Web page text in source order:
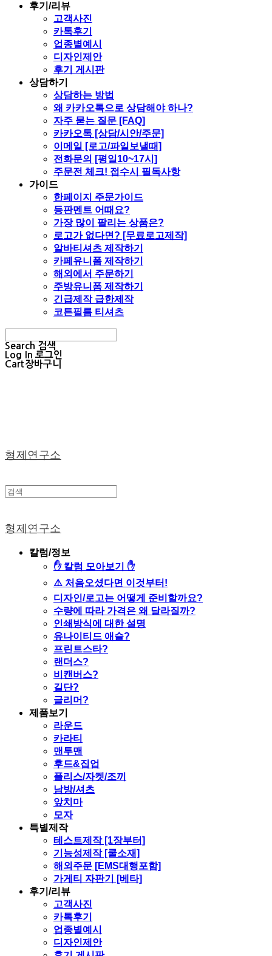
후기/리뷰
고객사진
카톡후기
업종별예시
디자인제안
후기 게시판
상담하기
상담하는 방법
왜 카카오톡으로 상담해야 하나?
자주 묻는 질문 [FAQ]
카카오톡 [상담/시안/주문]
이메일 [로고/파일보낼때]
전화문의 [평일10~17시]
주문전 체크! 접수시 필독사항
가이드
한페이지 주문가이드
등판멘트 어때요?
가장 많이 팔리는 상품은?
로고가 없다면? [무료로고제작]
알바티셔츠 제작하기
카페유니폼 제작하기
해외에서 주문하기
주방유니폼 제작하기
긴급제작 급한제작
코튼필름 티셔츠
Search 검색
Log In 로그인
Cart장바구니
형제연구소
형제연구소
칼럼/정보
✋ 칼럼 모아보기 ✋
⚠️ 처음오셨다면 이것부터!
디자인/로고는 어떻게 준비할까요?
수량에 따라 가격은 왜 달라질까?
인쇄방식에 대한 설명
유나이티드 애슬?
프린트스타?
랜더스?
비캔버스?
길단?
글리머?
제품보기
라운드
카라티
맨투맨
후드&집업
플리스/자켓/조끼
남방/셔츠
앞치마
모자
특별제작
테스트제작 [1장부터]
기능성제작 [쿨소재]
해외주문 [EMS대행포함]
가게티 자판기 [베타]
후기/리뷰
고객사진
카톡후기
업종별예시
디자인제안